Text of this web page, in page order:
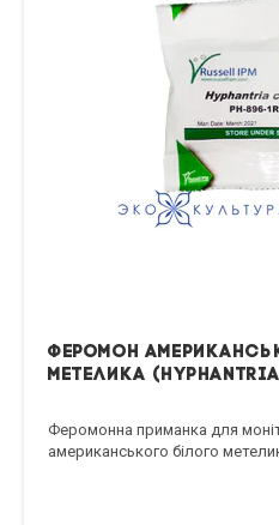
Феромон
метелика
Феромонна приманка для
американського білого